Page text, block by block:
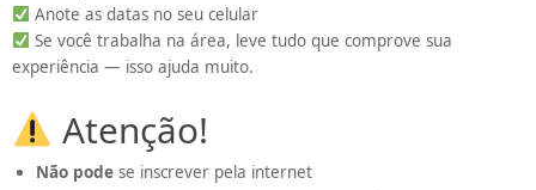
Anote as datas no seu celular
Se você trabalha na área, leve tudo que comprove sua
experiência — isso ajuda muito.
Atenção!
Não pode se inscrever pela internet